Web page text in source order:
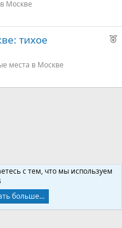
е
Москве
Р
тихое
места в Москве
конфиденциальности
с тем, что мы используем
больше...